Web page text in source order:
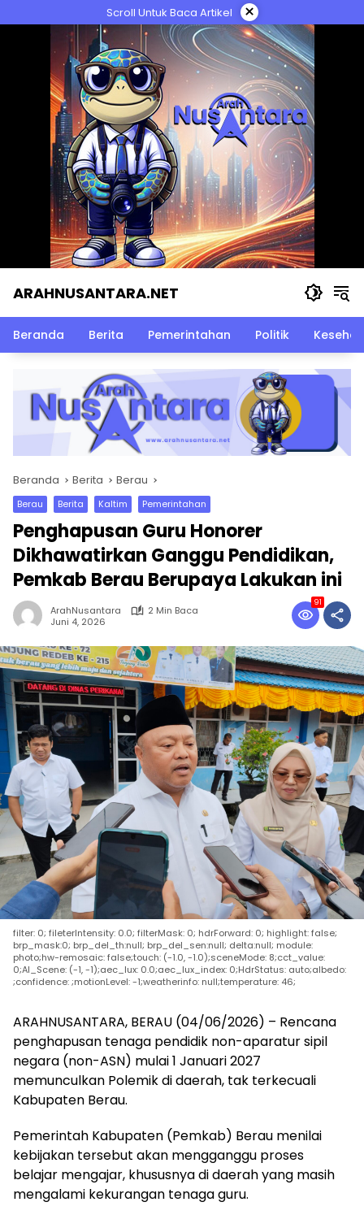
ke
Scroll Untuk Baca Artikel ×
ARAHNUSANTARA.NET
Beranda Berita Pemerintahan Politik
Beranda Berita Berau
Berau Berita Kaltim Pemerintahan
Penghapusan Guru Honorer
Dikhawatirkan Ganggu Pendidikan,
Pemkab Berau Berupaya Lakukan ini
ArahNusantara
2 Min Baca
Juni 4, 2026
91
filter: 0; fileterIntensity: 0.0; filterMask: 0; hdrForward: 0; highlight: false;
brp_mask:0; brp_del_th:null; brp_del_sen:null; delta:null; module:
photo;hw-remosaic: false;touch: (-1.0, -1.0);sceneMode: 8;cct_value:
0;AI_Scene: (-1, -1);aec_lux: 0.0;aec_lux_index: 0;HdrStatus: auto;albedo:
;confidence: ;motionLevel: -1;weatherinfo: null;temperature: 46;
ARAHNUSANTARA, BERAU (04/06/2026) – Rencana
penghapusan tenaga pendidik non-aparatur sipil
negara (non-ASN) mulai 1 Januari 2027
memunculkan Polemik di daerah, tak terkecuali
Kabupaten Berau.
Pemerintah Kabupaten (Pemkab) Berau menilai
kebijakan tersebut akan mengganggu proses
belajar mengajar, khususnya di daerah yang masih
mengalami kekurangan tenaga guru.